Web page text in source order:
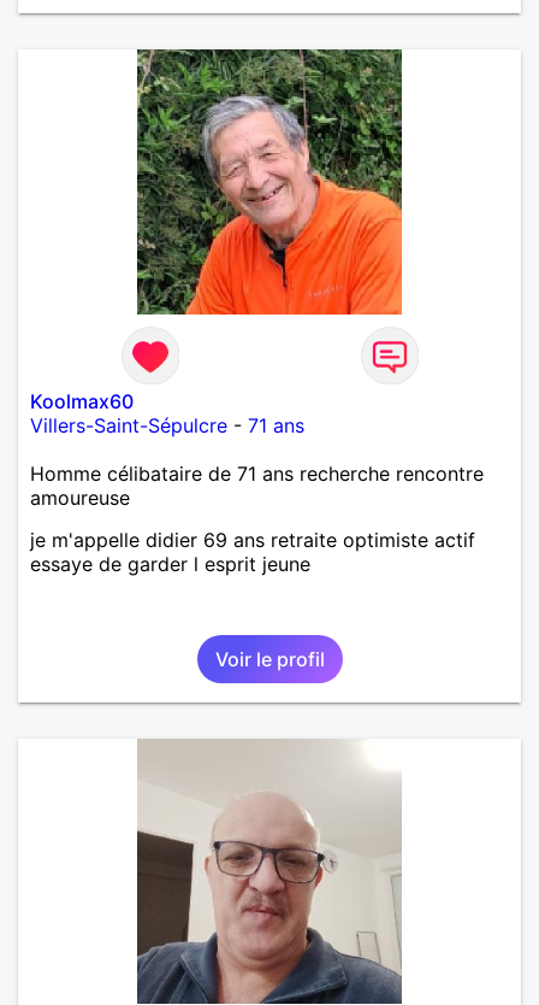
Koolmax60
Villers-Saint-Sépulcre - 71 ans
Homme célibataire de 71 ans recherche rencontre
amoureuse
je m'appelle didier 69 ans retraite optimiste actif
essaye de garder l esprit jeune
Voir le profil